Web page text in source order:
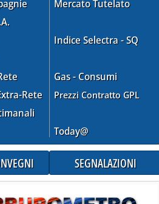
Rete
Mercato Tutelato
Indice Selectra - SQ
Gas - Consumi
Prezzi Contratto GPL
Today@
SEGNALAZIONI